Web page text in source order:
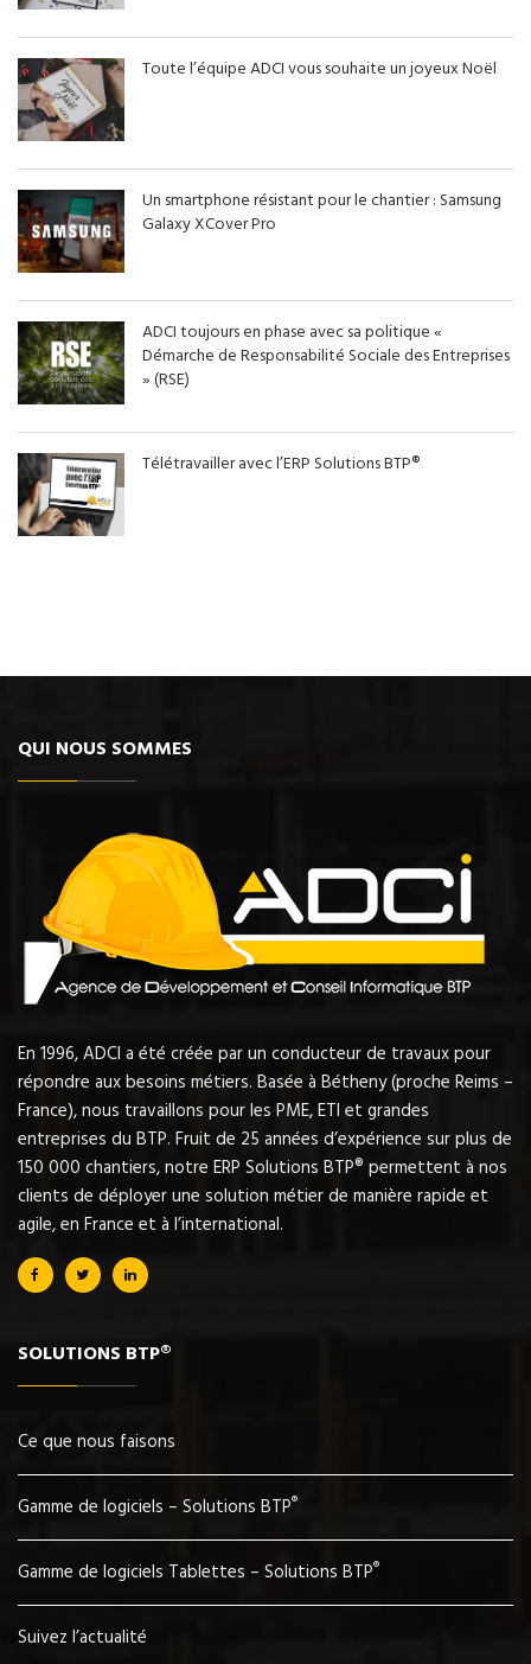
Toute l’équipe ADCI vous souhaite un joyeux Noël
Un smartphone résistant pour le chantier : Samsung
Galaxy XCover Pro
ADCI toujours en phase avec sa politique «
Démarche de Responsabilité Sociale des Entreprises
» (RSE)
Télétravailler avec l’ERP Solutions BTP®
QUI NOUS SOMMES
En 1996, ADCI a été créée par un conducteur de travaux pour
répondre aux besoins métiers. Basée à Bétheny (proche Reims –
France), nous travaillons pour les PME, ETI et grandes
entreprises du BTP. Fruit de 25 années d’expérience sur plus de
150 000 chantiers, notre ERP Solutions BTP® permettent à nos
clients de déployer une solution métier de manière rapide et
agile, en France et à l’international.
SOLUTIONS BTP®
Ce que nous faisons
Gamme de logiciels – Solutions BTP®
Gamme de logiciels Tablettes – Solutions BTP®
Suivez l’actualité